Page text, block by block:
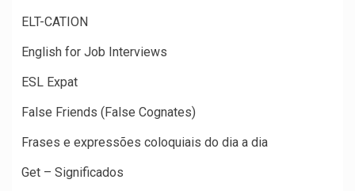
ELT-CATION
English for Job Interviews
ESL Expat
False Friends (False Cognates)
Frases e expressões coloquiais do dia a dia
Get – Significados